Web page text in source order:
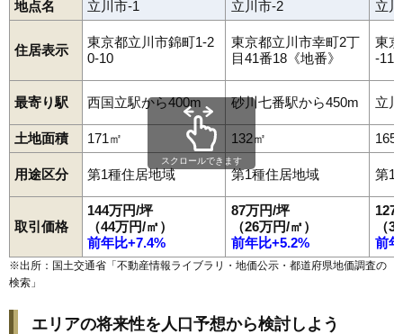
地点名 立川市-1 立川市-2 立
住居表示
東京都立川市錦町1-2
0-10
東京都立川市幸町2丁
目41番18《地番》
東
-11-
最寄り駅 西国立駅から400m 砂川七番駅から450m 立
土地面積 171㎡ 132㎡ 165
用途区分 第1種住居地域 第1種住居地域 第1
取引価格
144万円/坪
（44万円/㎡）
前年比+7.4%
87万円/坪
（26万円/㎡）
前年比+5.2%
127
（
前
スクロールできます
※出所：国土交通省「不動産情報ライブラリ・地価公示・都道府県地価調査の
検索 」
エリアの将来性を人口予想から検討しよう